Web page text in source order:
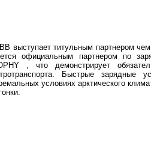
выступает титульным партнером
официальным партнером по
, что демонстрирует
Быстрые зарядные
условиях арктического